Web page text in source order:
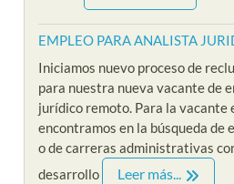
EMPLEO PARA ANALISTA
Iniciamos nuevo proceso de
para nuestra nueva vacante de
jurídico remoto. Para la vacante
encontramos en la búsqueda de
o de carreras administrativas
desarrollo
Leer más...